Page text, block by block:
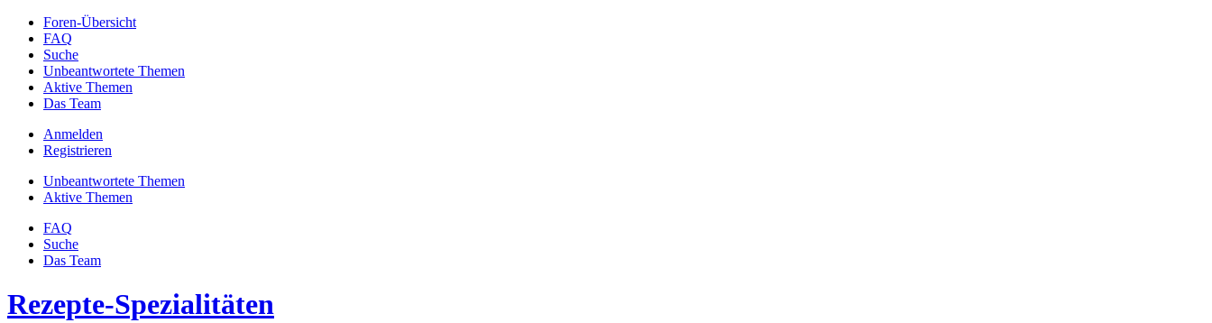
Foren-Übersicht
FAQ
Suche
Unbeantwortete Themen
Aktive Themen
Das Team
Anmelden
Registrieren
Unbeantwortete Themen
Aktive Themen
FAQ
Suche
Das Team
Rezepte-Spezialitäten